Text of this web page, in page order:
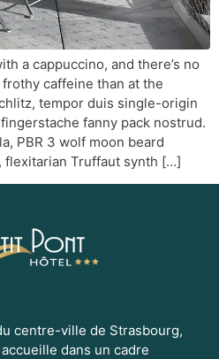
a cappuccino, and there’s no
caffeine than at the
tempor duis single-origin
fanny pack nostrud.
PBR 3 wolf moon beard
flexitarian Truffaut synth […]
centre-ville de Strasbourg,
dans un cadre